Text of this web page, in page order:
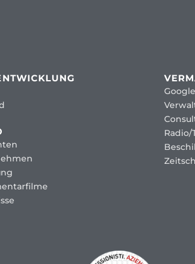
Radio/